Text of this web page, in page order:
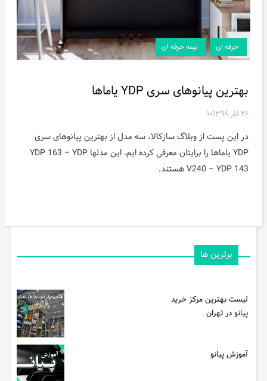
حرفه ای نیمه حرفه ای
بهترین پیانوهای سری YDP یاماها
۲۶ آذر ۱۳۹۸ ۱۰
در این پست از وبلاگ سازکالا، سه مدل از بهترین پیانوهای سری
YDP یاماها را برایتان معرفی کرده ایم. این مدلها YDP 163 – YDP
V240 – YDP 143 هستند.
برترین ها
لیست بهترین مرکز خرید
پیانو در تهران
آموزش پیانو